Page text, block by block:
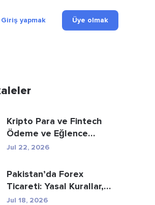
Giriş yapmak Üye olmak
Kripto Para ve Fintech
Ödeme ve Eğlence
Sektörünü Nasıl Yeni...
Jul 22, 2026
Pakistan’da Forex
Ticareti: Yasal Kurallar,
Aracı Kurumlar, Tic...
Jul 18, 2026